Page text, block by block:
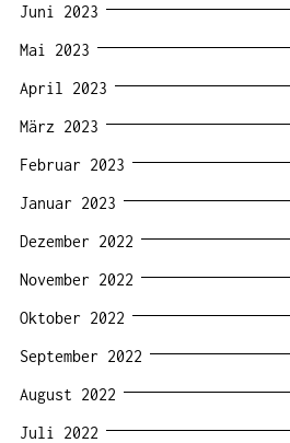
Juni 2023
Mai 2023
April 2023
März 2023
Februar 2023
Januar 2023
Dezember 2022
November 2022
Oktober 2022
September 2022
August 2022
Juli 2022